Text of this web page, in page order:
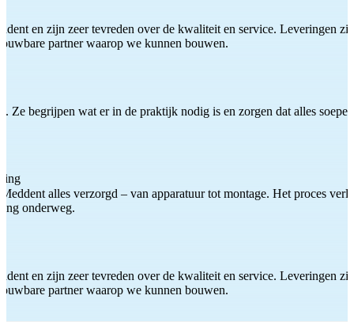
en zijn zeer tevreden over de kwaliteit en service. Leveringen
partner waarop we kunnen bouwen.
Ze begrijpen wat er in de praktijk nodig is en zorgen dat alles
alles verzorgd – van apparatuur tot montage. Het proces
onderweg.
en zijn zeer tevreden over de kwaliteit en service. Leveringen
partner waarop we kunnen bouwen.